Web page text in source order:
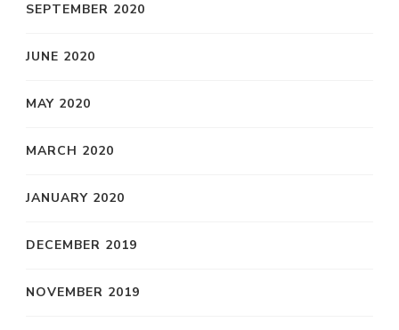
SEPTEMBER 2020
JUNE 2020
MAY 2020
MARCH 2020
JANUARY 2020
DECEMBER 2019
NOVEMBER 2019